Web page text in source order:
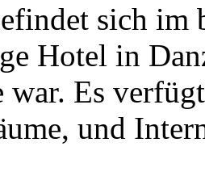
sich im
Hotel in
war. Es
und